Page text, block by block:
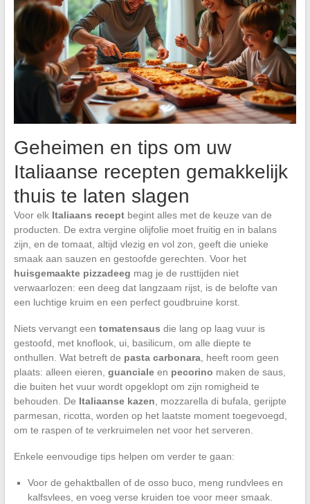
Geheimen en tips om uw
Italiaanse recepten gemakkelijk
thuis te laten slagen
Voor elk Italiaans receptbegint alles met de keuze van de
producten. De extra vergine olijfolie moet fruitig en in balans
zijn, en de tomaat, altijd vlezig en vol zon, geeft die unieke
smaak aan sauzen en gestoofde gerechten. Voor het
huisgemaakte pizzadeeg mag je de rusttijden niet
verwaarlozen: een deeg dat langzaam rijst, is de belofte van
een luchtige kruim en een perfect goudbruine korst.
Niets vervangt een tomatensaus die lang op laag vuur is
gestoofd, met knoflook, ui, basilicum, om alle diepte te
onthullen. Wat betreft de pasta carbonara, heeft room geen
plaats: alleen eieren, guancialeen pecorino maken de saus,
die buiten het vuur wordt opgeklopt om zijn romigheid te
behouden. De Italiaanse kazen , mozzarella di bufala, gerijpte
parmesan, ricotta, worden op het laatste moment toegevoegd,
om te raspen of te verkruimelen net voor het serveren.
Enkele eenvoudige tips helpen om verder te gaan:
Voor de gehaktballen of de osso buco, meng rundvlees en
kalfsvlees, en voeg verse kruiden toe voor meer smaak.